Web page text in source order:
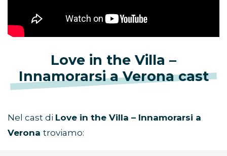
Love in the Villa –
Innamorarsi a Verona cast
Nel cast di Love in the Villa – Innamorarsi a
Verona troviamo: